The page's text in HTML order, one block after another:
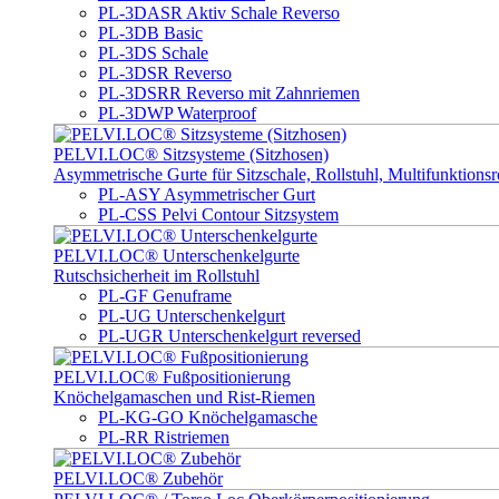
PL-3DASR Aktiv Schale Reverso
PL-3DB Basic
PL-3DS Schale
PL-3DSR Reverso
PL-3DSRR Reverso mit Zahnriemen
PL-3DWP Waterproof
PELVI.LOC® Sitzsysteme (Sitzhosen)
Asymmetrische Gurte für Sitzschale, Rollstuhl,
PL-ASY Asymmetrischer Gurt
PL-CSS Pelvi Contour Sitzsystem
PELVI.LOC® Unterschenkelgurte
Rutschsicherheit im Rollstuhl
PL-GF Genuframe
PL-UG Unterschenkelgurt
PL-UGR Unterschenkelgurt reversed
PELVI.LOC® Fußpositionierung
Knöchelgamaschen und Rist-Riemen
PL-KG-GO Knöchelgamasche
PL-RR Ristriemen
PELVI.LOC® Zubehör